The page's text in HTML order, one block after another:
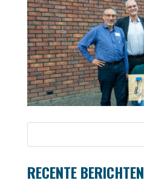
RECENTE BERICHTEN